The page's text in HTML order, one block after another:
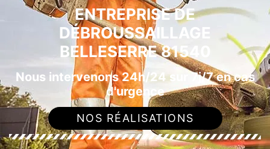
ENTREPRISE DE
DÉBROUSSAILLAGE
BELLESERRE 81540
Nous intervenons 24h/24 sur 7j/7 en cas
d'urgence
NOS RÉALISATIONS